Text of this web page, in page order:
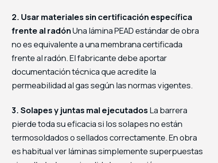
2. Usar materiales sin certificación específica
frente al radónUna lámina PEAD estándar de obra
no es equivalente a una membrana certificada
frente al radón. El fabricante debe aportar
documentación técnica que acredite la
permeabilidad al gas según las normas vigentes.
3. Solapes y juntas mal ejecutados La barrera
pierde toda su eficacia si los solapes no están
termosoldados o sellados correctamente. En obra
es habitual ver láminas simplemente superpuestas